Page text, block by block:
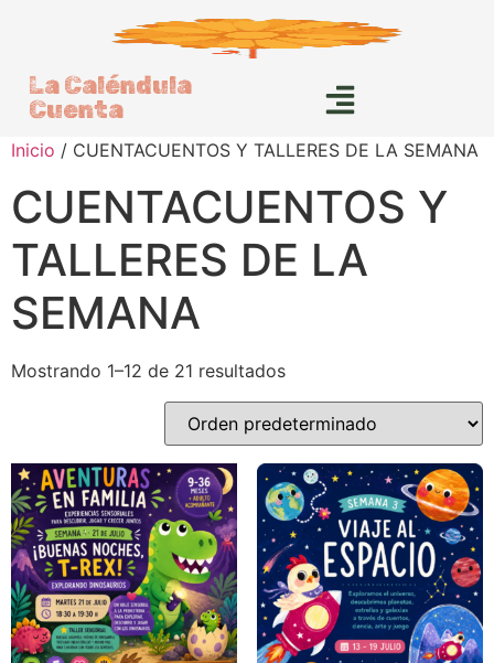
La Caléndula
Cuenta
Inicio / CUENTACUENTOS Y TALLERES DE LA SEMANA
CUENTACUENTOS Y
TALLERES DE LA
SEMANA
Mostrando 1–12 de 21 resultados